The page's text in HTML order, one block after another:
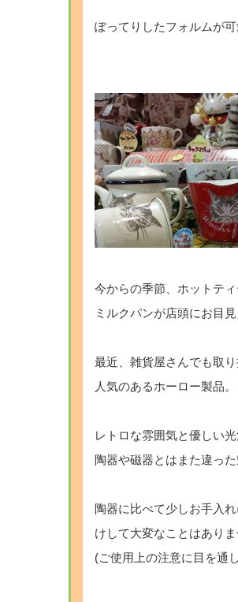
ぽってりしたフォルムが可
今からの季節、ホットテ
ミルクパンが店頭にお目見
最近、雑貨屋さんでも取り
人気のあるホーロー製品。
レトロな雰囲気と優しい光
陶器や磁器とはまた違った
陶器に比べて少しお手入
けして大変なことはありま
(ご使用上の注意に目を通